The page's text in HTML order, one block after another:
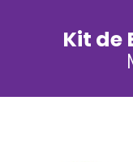
Kit de